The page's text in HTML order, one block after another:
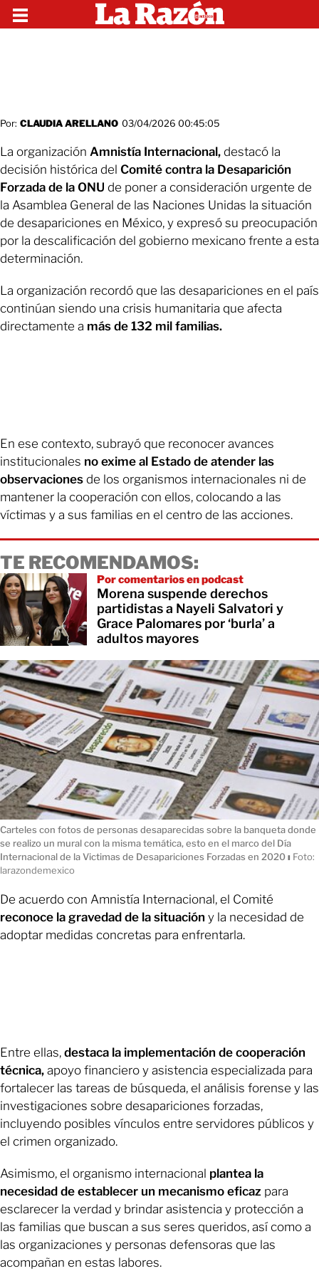
Por: CLAUDIA ARELLANO 03/04/2026 00:45:05
La organización Amnistía Internacional, destacó la
decisión histórica del Comité contra la Desaparición
Forzada de la ONU de poner a consideración urgente de
la Asamblea General de las Naciones Unidas la situación
de desapariciones en México, y expresó su preocupación
por la descalificación del gobierno mexicano frente a esta
determinación.
La organización recordó que las desapariciones en el país
continúan siendo una crisis humanitaria que afecta
directamente a más de 132 mil familias.
En ese contexto, subrayó que reconocer avances
institucionales no exime al Estado de atender las
observaciones de los organismos internacionales ni de
mantener la cooperación con ellos, colocando a las
víctimas y a sus familias en el centro de las acciones.
TE RECOMENDAMOS:
Por comentarios en podcast
Morena suspende derechos
partidistas a Nayeli Salvatori y
Grace Palomares por ‘burla’ a
adultos mayores
Carteles con fotos de personas desaparecidas sobre la banqueta donde
se realizo un mural con la misma temática, esto en el marco del Día
Internacional de la Victimas de Desapariciones Forzadas en 2020ı Foto:
larazondemexico
De acuerdo con Amnistía Internacional, el Comité
reconoce la gravedad de la situación y la necesidad de
adoptar medidas concretas para enfrentarla.
Entre ellas, destaca la implementación de cooperación
técnica, apoyo financiero y asistencia especializada para
fortalecer las tareas de búsqueda, el análisis forense y las
investigaciones sobre desapariciones forzadas,
incluyendo posibles vínculos entre servidores públicos y
el crimen organizado.
Asimismo, el organismo internacional plantea la
necesidad de establecer un mecanismo eficaz para
esclarecer la verdad y brindar asistencia y protección a
las familias que buscan a sus seres queridos, así como a
las organizaciones y personas defensoras que las
acompañan en estas labores.